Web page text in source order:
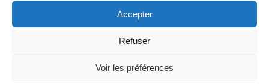
Accepter
Refuser
Voir les préférences
INSTITUT D'HYPNOSE PALOIS
Institut d'Hypnose Palois - 17 rue d'Etigny - 64000 PAU